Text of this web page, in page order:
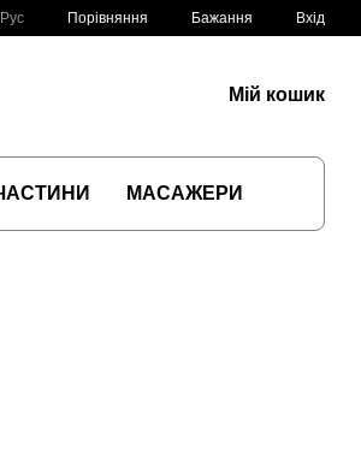
Рус Порівняння Бажання Вхід
Мій кошик
МАСАЖЕРИ